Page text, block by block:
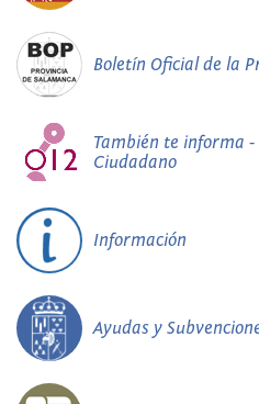
Boletín Oficial de la
También te informa -
Ciudadano
Información
Ayudas y